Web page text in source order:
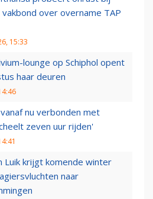
over overname TAP
15:33
lounge op Schiphol opent
haar deuren
nu verbonden met
zeven uur rijden'
Luik krijgt komende winter
naar